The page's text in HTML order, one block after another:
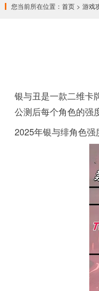
您当前所在位置： 首页 > 游戏
银与丑是一款二维卡
公测后每个角色的强
2025年银与绯角色强